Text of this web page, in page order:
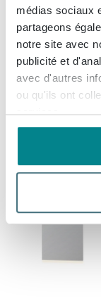
médias sociaux
partageons
notre site avec
publicité et
avec d'autres
ou qu'ils ont
services.